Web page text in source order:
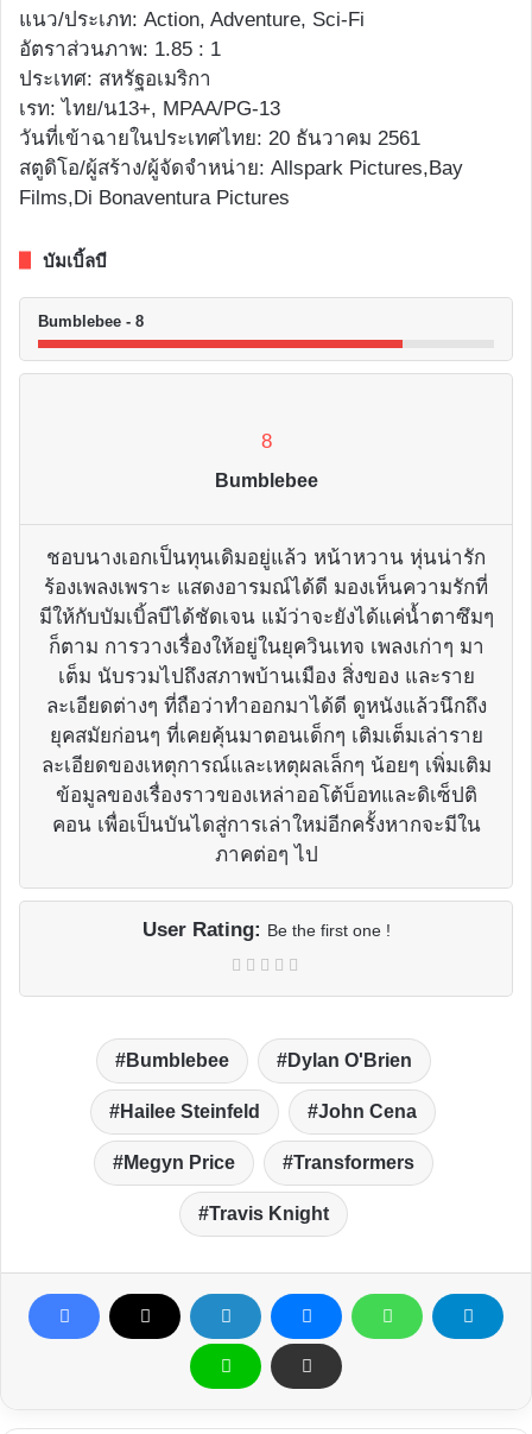
แนว/ประเภท: Action, Adventure, Sci-Fi
อัตราส่วนภาพ: 1.85 : 1
ประเทศ: สหรัฐอเมริกา
เรท: ไทย/น13+, MPAA/PG-13
วันที่เข้าฉายในประเทศไทย: 20 ธันวาคม 2561
สตูดิโอ/ผู้สร้าง/ผู้จัดจำหน่าย: Allspark Pictures,Bay
Films,Di Bonaventura Pictures
บัมเบิ้ลบี
Bumblebee - 8
8
Bumblebee
ชอบนางเอกเป็นทุนเดิมอยู่แล้ว หน้าหวาน หุ่นน่ารัก
ร้องเพลงเพราะ แสดงอารมณ์ได้ดี มองเห็นความรักที่
มีให้กับบัมเบิ้ลบีได้ชัดเจน แม้ว่าจะยังได้แค่น้ำตาซึมๆ
ก็ตาม การวางเรื่องให้อยู่ในยุควินเทจ เพลงเก่าๆ มา
เต็ม นับรวมไปถึงสภาพบ้านเมือง สิ่งของ และราย
ละเอียดต่างๆ ที่ถือว่าทำออกมาได้ดี ดูหนังแล้วนึกถึง
ยุคสมัยก่อนๆ ที่เคยคุ้นมาตอนเด็กๆ เติมเต็มเล่าราย
ละเอียดของเหตุการณ์และเหตุผลเล็กๆ น้อยๆ เพิ่มเติม
ข้อมูลของเรื่องราวของเหล่าออโต้บ็อทและดิเซ็ปติ
คอน เพื่อเป็นบันไดสู่การเล่าใหม่อีกครั้งหากจะมีใน
ภาคต่อๆ ไป
User Rating: Be the first one !
Bumblebee Dylan O'Brien
Hailee Steinfeld John Cena
Megyn Price Transformers
Travis Knight